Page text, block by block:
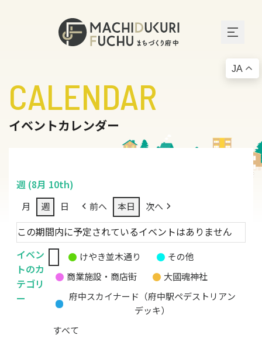
CALENDAR
イベントカレンダー
週 (8月 10th)
月 週 日 前へ 本日 次へ
この期間内に予定されているイベントはありません
イベン
トのカ
テゴリ
ー
無
題
カ
ゴ
けやき並木通り
その他
商業施設・商店街
大國魂神社
府中スカイナード（府中駅ペデストリアン
デッキ）
すべて
JA